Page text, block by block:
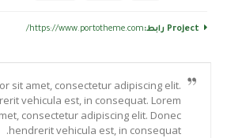
Project رابط: https://www.portotheme.com/
sit amet, consectetur adipiscing elit.
vehicula est, in consequat. Lorem
consectetur adipiscing elit. Donec
hendrerit vehicula est, in consequat.